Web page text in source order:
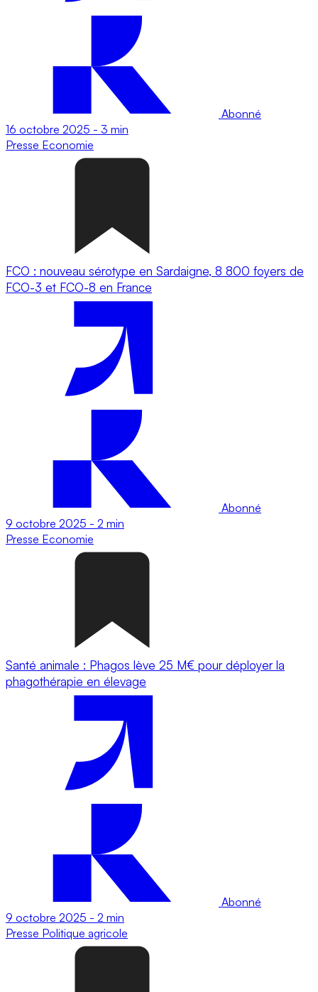
Abonné
16 octobre 2025 - 3 min
Presse Economie
FCO : nouveau sérotype en Sardaigne, 8 800 foyers de
FCO-3 et FCO-8 en France
Abonné
9 octobre 2025 - 2 min
Presse Economie
Santé animale : Phagos lève 25 M€ pour déployer la
phagothérapie en élevage
Abonné
9 octobre 2025 - 2 min
Presse Politique agricole